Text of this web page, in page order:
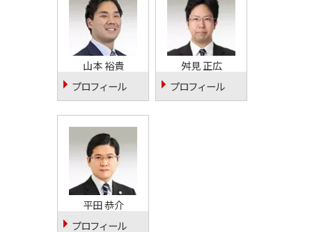
山本 裕貴
プロフィール
舛見 正広
プロフィール
平田 恭介
プロフィール